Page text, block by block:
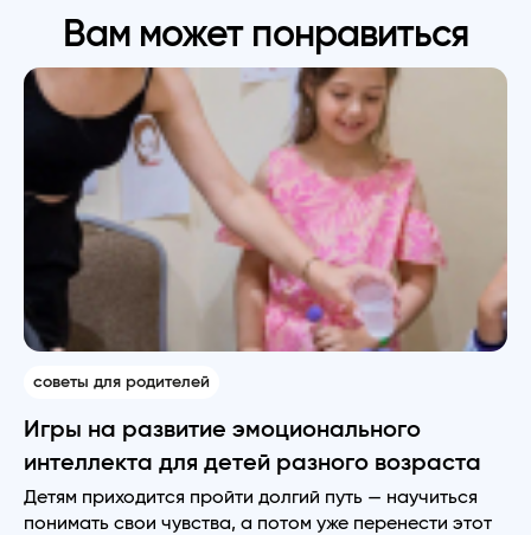
Вам может понравиться
советы для родителей
Игры на развитие эмоционального
интеллекта для детей разного возраста
Детям приходится пройти долгий путь — научиться
понимать свои чувства, а потом уже перенести этот